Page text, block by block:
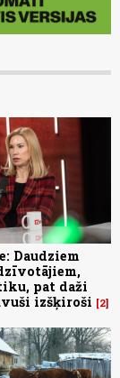
Daudziem
pat daži
izšķiroši
2